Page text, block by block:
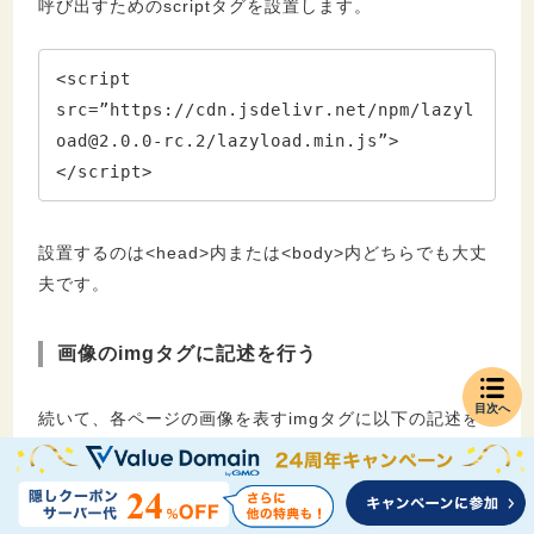
呼び出すためのscriptタグを設置します。
<script
src=”https://cdn.jsdelivr.net/npm/lazyl
oad@2.0.0-rc.2 /lazyload.min.js”>
</script>
設置するのは<head>内または<body>内どちらでも大丈
夫です。
画像のimgタグに記述を行う
続いて、各ページの画像を表すimgタグに以下の記述を
行ってください。
<img class="lazyload" width="〇〇"
目次へ